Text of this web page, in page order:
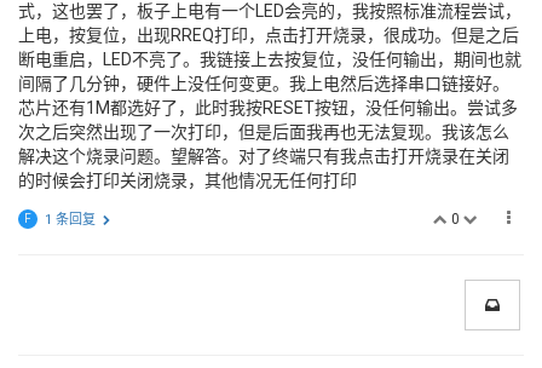
式，这也罢了，板子上电有一个LED会亮的，我按照标准流程尝试，
上电，按复位，出现RREQ打印，点击打开烧录，很成功。但是之后
断电重启，LED不亮了。我链接上去按复位，没任何输出，期间也就
间隔了几分钟，硬件上没任何变更。我上电然后选择串口链接好。
芯片还有1M都选好了，此时我按RESET按钮，没任何输出。尝试多
次之后突然出现了一次打印，但是后面我再也无法复现。我该怎么
解决这个烧录问题。望解答。对了终端只有我点击打开烧录在关闭
的时候会打印关闭烧录，其他情况无任何打印
0
F 1 条回复